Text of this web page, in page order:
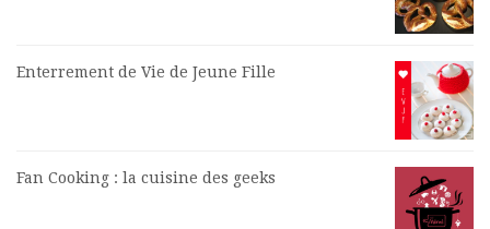
Enterrement de Vie de Jeune Fille
Fan Cooking : la cuisine des geeks